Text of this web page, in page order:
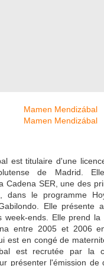
est titulaire d'une
de Madrid.
Cadena SER, une des
dans le programme
Elle présente
week-ends. Elle prend
entre 2005 et 2006
est en congé de
est recrutée par la
présenter l'émission de